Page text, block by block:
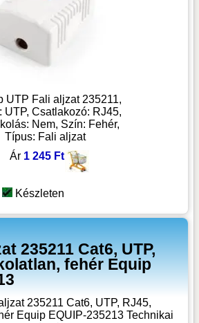
UTP Fali aljzat 235211,
UTP, Csatlakozó: RJ45,
Nem, Szín: Fehér,
Típus: Fali aljzat
Ár 1 245 Ft
Készleten
235211 Cat6, UTP,
fehér Equip